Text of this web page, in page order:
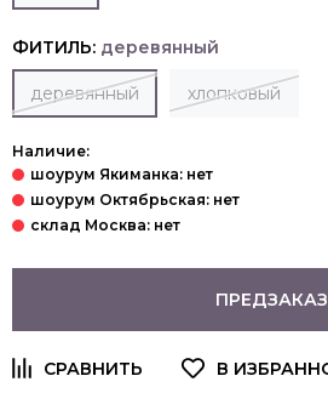
ФИТИЛЬ: деревянный
деревянный хлопковый
Наличие:
ПРЕДЗАКАЗ